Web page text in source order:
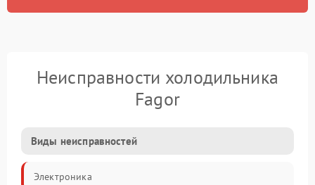
Неисправности холодильника
Fagor
Виды неисправностей
Электроника